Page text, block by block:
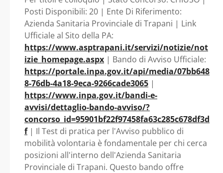
profili - Sicilia -
Azienda Sanitaria
Provinciale di
Trapani
Posti Disponibili: 20 | Ente Di Riferimento:
Azienda Sanitaria Provinciale di Trapani | Link
Ufficiale al Sito della PA:
https://www.asptrapani.it/servizi/notizie/not
izie_homepage.aspx | Bando di Avviso Ufficiale:
https://portale.inpa.gov.it/api/media/07bb648
8-76db-4a18-9eca-9266cade3065 |
https://www.inpa.gov.it/bandi-e-
avvisi/dettaglio-bando-avviso/?
concorso_id=95901bf22f97458fa63c285c678df3d
f| Il Test di pratica per l'Avviso pubblico di
mobilità volontaria è fondamentale per chi cerca
posizioni all'interno dell'Azienda Sanitaria
Provinciale di Trapani. Questo bando offre